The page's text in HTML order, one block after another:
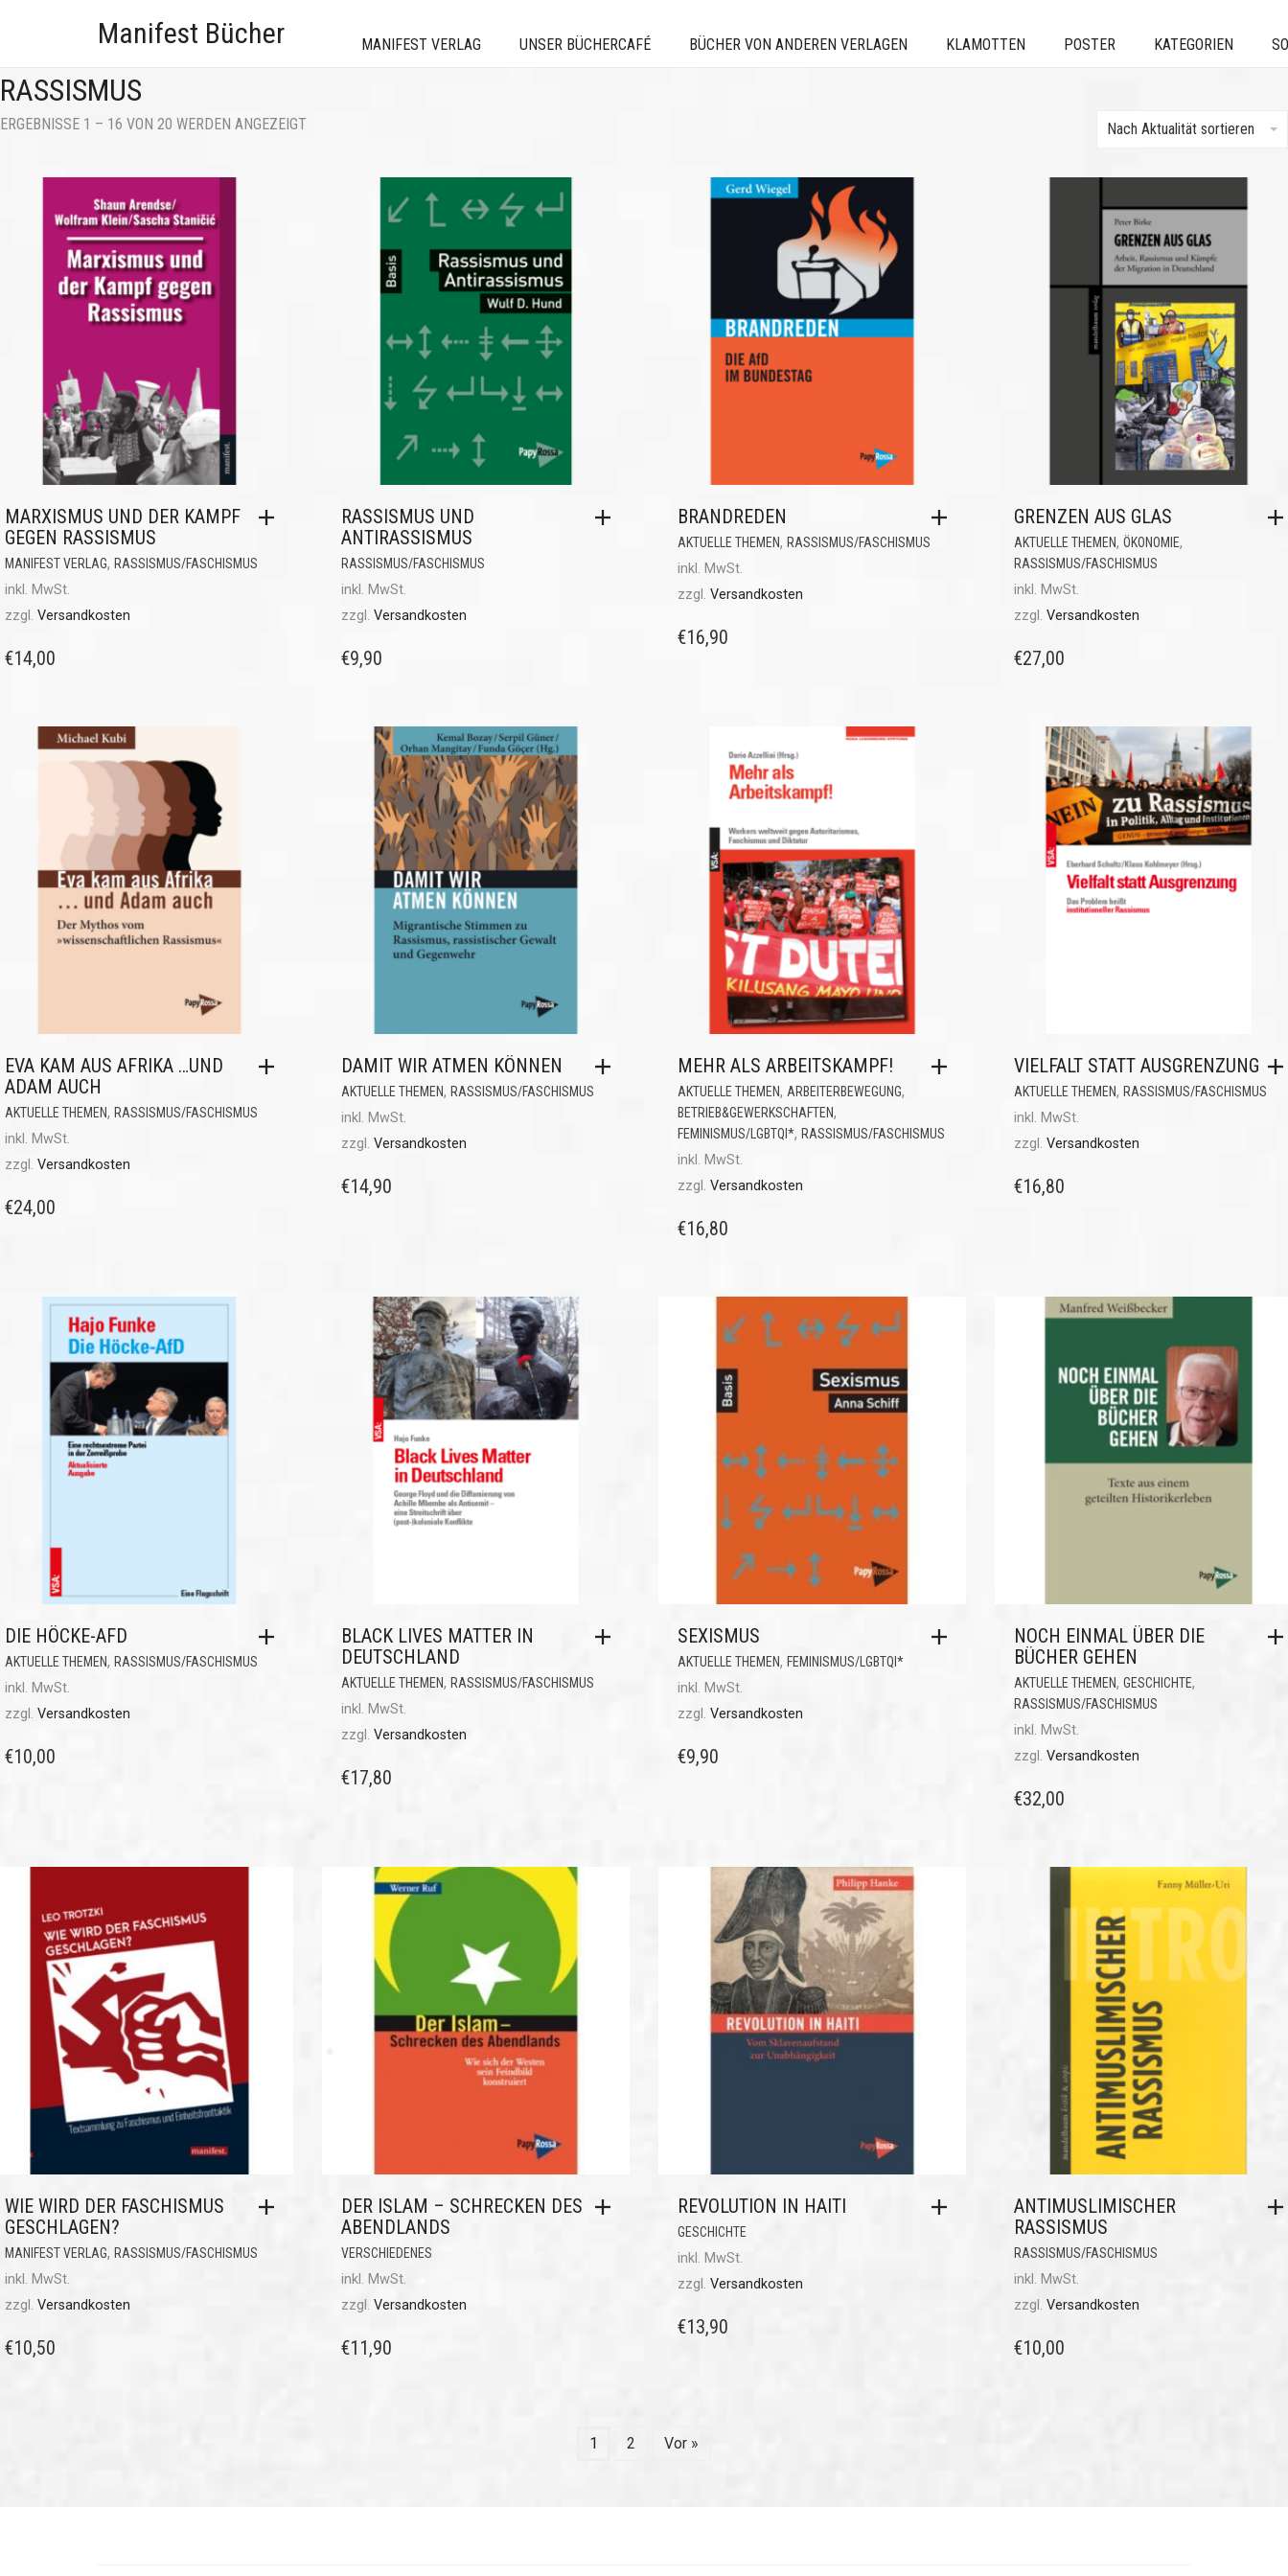
Manifest Bücher MANIFEST VERLAG UNSER BÜCHERCAFÉ BÜCHER VON ANDEREN VERLAGEN KLAMOTTEN POSTER KATEGORIEN
RASSISMUS
ERGEBNISSE 1 – 16 VON 20 WERDEN ANGEZEIGT Nach Aktualität sortieren
MARXISMUS UND DER KAMPF
GEGEN RASSISMUS
MANIFEST VERLAG, RASSISMUS/FASCHISMUS
inkl. MwSt.
zzgl. Versandkosten
€14,00
RASSISMUS UND
ANTIRASSISMUS
RASSISMUS/FASCHISMUS
inkl. MwSt.
zzgl. Versandkosten
€9,90
BRANDREDEN
AKTUELLE THEMEN, RASSISMUS/FASCHISMUS
inkl. MwSt.
zzgl. Versandkosten
€16,90
GRENZEN AUS GLAS
AKTUELLE THEMEN, ÖKONOMIE,
RASSISMUS/FASCHISMUS
inkl. MwSt.
zzgl. Versandkosten
€27,00
EVA KAM AUS AFRIKA …UND
ADAM AUCH
AKTUELLE THEMEN, RASSISMUS/FASCHISMUS
inkl. MwSt.
zzgl. Versandkosten
€24,00
DAMIT WIR ATMEN KÖNNEN
AKTUELLE THEMEN, RASSISMUS/FASCHISMUS
inkl. MwSt.
zzgl. Versandkosten
€14,90
MEHR ALS ARBEITSKAMPF!
AKTUELLE THEMEN, ARBEITERBEWEGUNG,
BETRIEB&GEWERKSCHAFTEN,
FEMINISMUS/LGBTQI*, RASSISMUS/FASCHISMUS
inkl. MwSt.
zzgl. Versandkosten
€16,80
VIELFALT STATT AUSGRENZUNG
AKTUELLE THEMEN, RASSISMUS/FASCHISMUS
inkl. MwSt.
zzgl. Versandkosten
€16,80
DIE HÖCKE-AFD
AKTUELLE THEMEN, RASSISMUS/FASCHISMUS
inkl. MwSt.
zzgl. Versandkosten
€10,00
BLACK LIVES MATTER IN
DEUTSCHLAND
AKTUELLE THEMEN, RASSISMUS/FASCHISMUS
inkl. MwSt.
zzgl. Versandkosten
€17,80
SEXISMUS
AKTUELLE THEMEN, FEMINISMUS/LGBTQI*
inkl. MwSt.
zzgl. Versandkosten
€9,90
NOCH EINMAL ÜBER DIE
BÜCHER GEHEN
AKTUELLE THEMEN, GESCHICHTE,
RASSISMUS/FASCHISMUS
inkl. MwSt.
zzgl. Versandkosten
€32,00
WIE WIRD DER FASCHISMUS
GESCHLAGEN?
MANIFEST VERLAG, RASSISMUS/FASCHISMUS
inkl. MwSt.
zzgl. Versandkosten
€10,50
DER ISLAM – SCHRECKEN DES
ABENDLANDS
VERSCHIEDENES
inkl. MwSt.
zzgl. Versandkosten
€11,90
REVOLUTION IN HAITI
GESCHICHTE
inkl. MwSt.
zzgl. Versandkosten
€13,90
ANTIMUSLIMISCHER
RASSISMUS
RASSISMUS/FASCHISMUS
inkl. MwSt.
zzgl. Versandkosten
€10,00
1 2 Vor »